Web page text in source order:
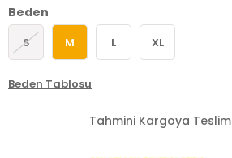
Beden
S M L XL
Beden Tablosu
Tahmini Kargoya Teslim